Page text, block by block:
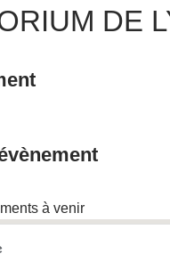
DE
à venir